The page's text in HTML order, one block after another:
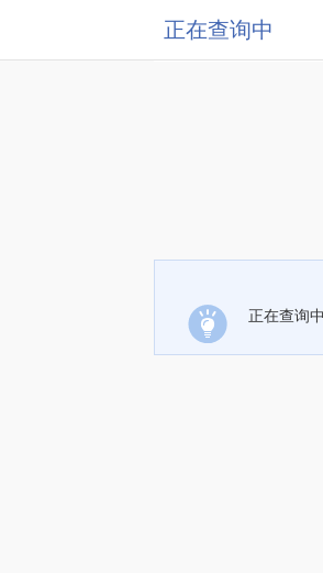
正在查询中
正在查询